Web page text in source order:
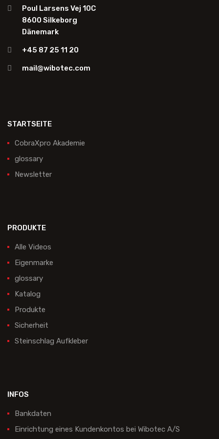
Poul Larsens Vej 10C
8600 Silkeborg
Dänemark
+45 87 25 11 20
mail@wibotec.com
STARTSEITE
CobraXpro Akademie
glossary
Newsletter
PRODUKTE
Alle Videos
Eigenmarke
glossary
Katalog
Produkte
Sicherheit
Steinschlag Aufkleber
INFOS
Bankdaten
Einrichtung eines Kundenkontos bei Wibotec A/S